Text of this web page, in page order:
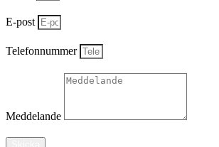
E-post
Telefonnummer
Meddelande